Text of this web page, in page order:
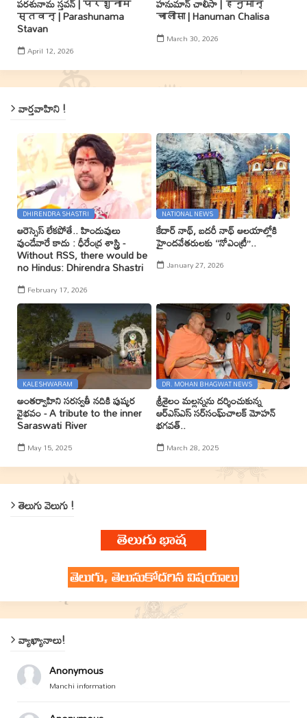
పరశునామ స్తవన్ | परशुनाम
स्तवन् | Parashunama
Stavan
April 12, 2026
హనుమాన్ చాలీసా | हनुमान्
चालीसा | Hanuman Chalisa
March 30, 2026
వార్తవాహిని !
DHIRENDRA SHASTRI
ఆరెస్సెస్ లేకపోతే.. హిందువులు
వుండేవారే కాదు : ధీరేంద్ర శాస్త్రి -
Without RSS, there would be
no Hindus: Dhirendra Shastri
February 17, 2026
NATIONAL NEWS
కేదార్ నాథ్, బదరీ నాథ్ ఆలయాల్లోకి
హైందవేతరులకు ‘‘నోఎంట్రీ’’..
January 27, 2026
KALESHWARAM
అంతర్వాహిని సరస్వతీ నదికి పుష్కర
వైభవం - A tribute to the inner
Saraswati River
May 15, 2025
DR. MOHAN BHAGWAT NEWS
శ్రీశైలం మల్లన్నను దర్శించుకున్న
ఆర్ఎస్ఎస్ సర్‌సంఘ్‌చాలక్ మోహన్
భగవత్..
March 28, 2025
తెలుగు వెలుగు !
వ్యాఖ్యానాలు!
Anonymous
Manchi information